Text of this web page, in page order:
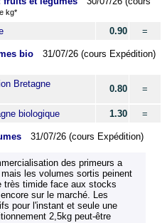
kg*
0.90 =
bio 31/07/26 (cours Expédition)
Bretagne
0.80 =
biologique 1.30 =
31/07/26 (cours Expédition)
des primeurs a
les volumes sortis peinent
très timide face aux stocks
sur le marché. Les
pour l'instant et seule une
2,5kg peut-être